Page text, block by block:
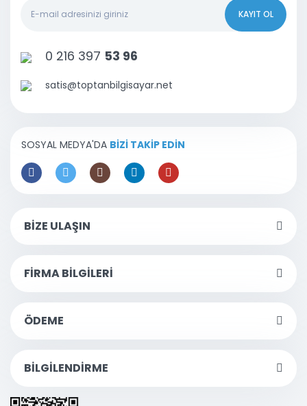
KAYIT OL
0 216 397 53 96
satis@toptanbilgisayar.net
SOSYAL MEDYA'DA BİZİ TAKİP EDİN
BİZE ULAŞIN
FİRMA BİLGİLERİ
ÖDEME
BİLGİLENDİRME